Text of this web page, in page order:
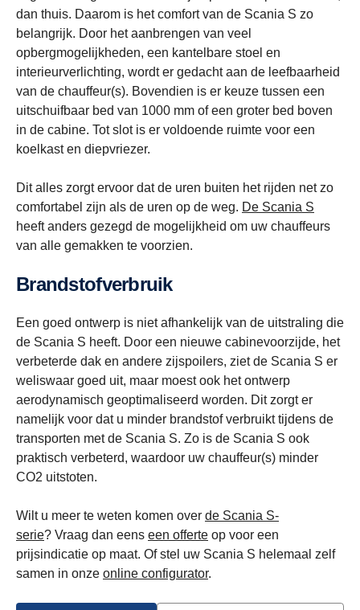
dan thuis. Daarom is het comfort van de Scania S zo
belangrijk. Door het aanbrengen van veel
opbergmogelijkheden, een kantelbare stoel en
interieurverlichting, wordt er gedacht aan de leefbaarheid
van de chauffeur(s). Bovendien is er keuze tussen een
uitschuifbaar bed van 1000 mm of een groter bed boven
in de cabine. Tot slot is er voldoende ruimte voor een
koelkast en diepvriezer.
Dit alles zorgt ervoor dat de uren buiten het rijden net zo
comfortabel zijn als de uren op de weg. De Scania S
heeft anders gezegd de mogelijkheid om uw chauffeurs
van alle gemakken te voorzien.
Brandstofverbruik
Een goed ontwerp is niet afhankelijk van de uitstraling die
de Scania S heeft. Door een nieuwe cabinevoorzijde, het
verbeterde dak en andere zijspoilers, ziet de Scania S er
weliswaar goed uit, maar moest ook het ontwerp
aerodynamisch geoptimaliseerd worden. Dit zorgt er
namelijk voor dat u minder brandstof verbruikt tijdens de
transporten met de Scania S. Zo is de Scania S ook
praktisch verbeterd, waardoor uw chauffeur(s) minder
CO2 uitstoten.
Wilt u meer te weten komen over de Scania S-
serie? Vraag dan eens een offerte op voor een
prijsindicatie op maat. Of stel uw Scania S helemaal zelf
samen in onze online configurator.